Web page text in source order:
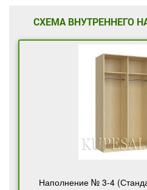
СХЕМА ВНУТРЕННЕГО
Наполнение № 3-4